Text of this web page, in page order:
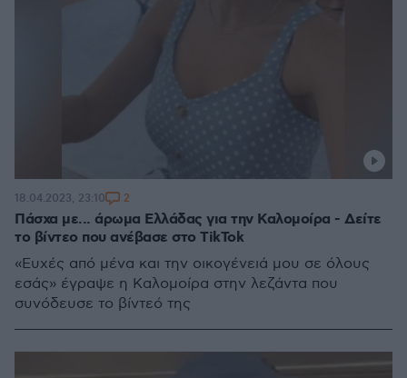
Πάσχα με... άρωμα Ελλάδας για την Καλομοίρα - Δείτε
το βίντεο που ανέβασε στο TikTok
«Ευχές από μένα και την οικογένειά μου σε όλους
εσάς» έγραψε η Καλομοίρα στην λεζάντα που
συνόδευσε το βίντεό της
18.04.2023, 23:10 2